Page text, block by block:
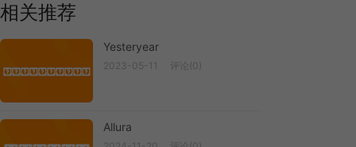
相关推荐
Yesteryear
Yesteryear
2023-05-11 评论(0)
Allura